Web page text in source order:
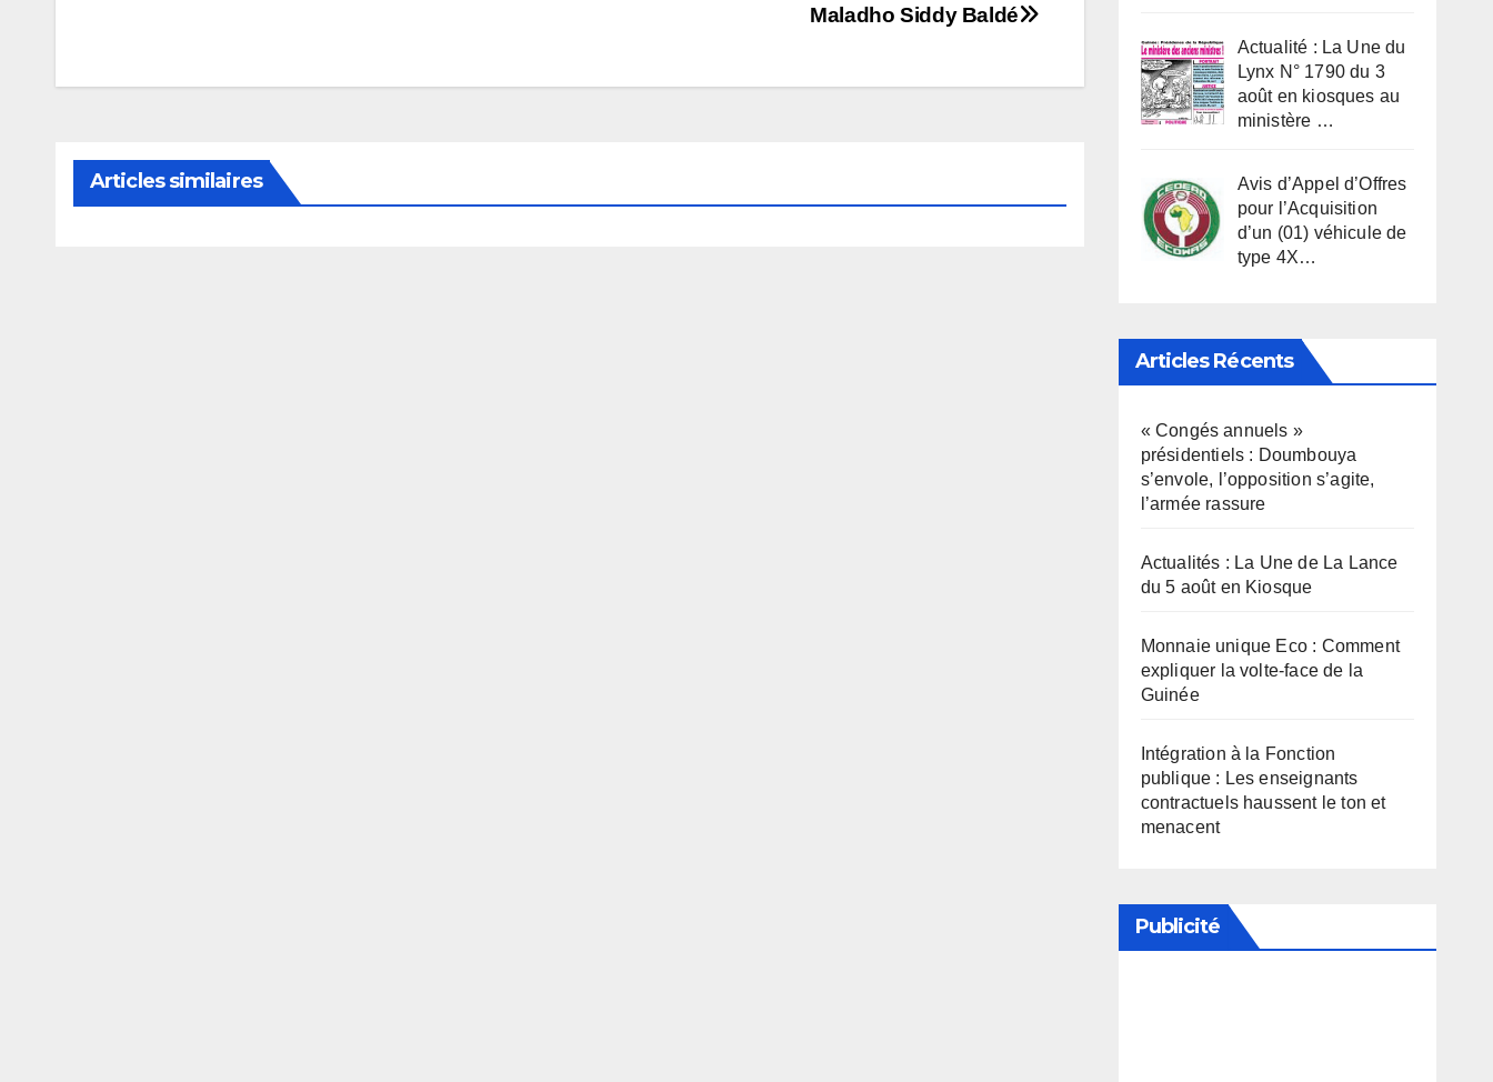
l’article
Maladho Siddy Baldé
Articles similaires
Actualité : La Une du
Lynx N° 1790 du 3
août en kiosques au
ministère …
Avis d’Appel d’Offres
pour l’Acquisition
d’un (01) véhicule de
type 4X…
Articles Récents
« Congés annuels »
présidentiels : Doumbouya
s’envole, l’opposition s’agite,
l’armée rassure
Actualités : La Une de La Lance
du 5 août en Kiosque
Monnaie unique Eco : Comment
expliquer la volte-face de la
Guinée
Intégration à la Fonction
publique : Les enseignants
contractuels haussent le ton et
menacent
Publicité